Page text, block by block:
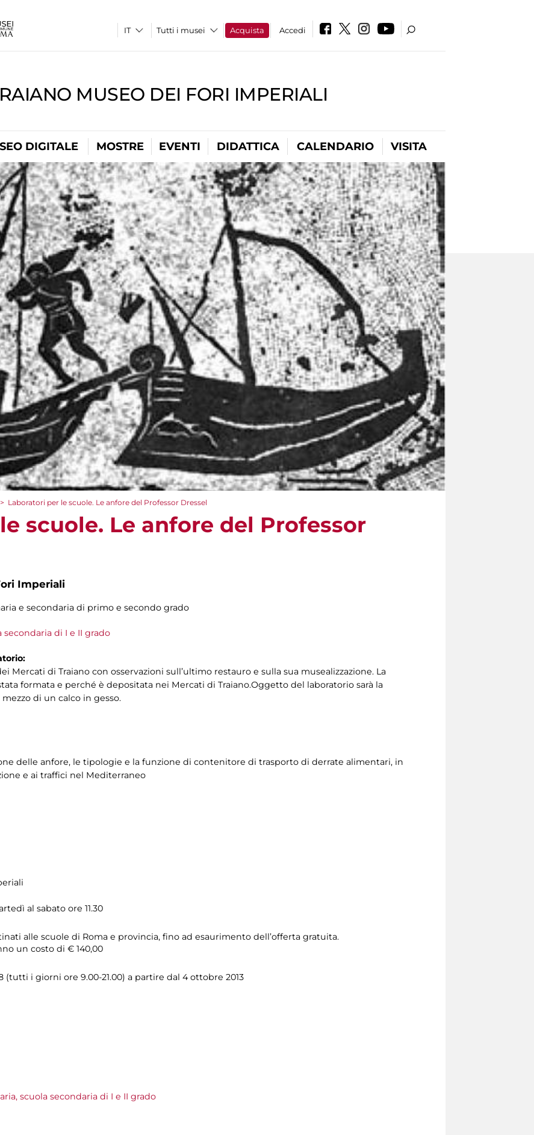
Tutti i musei Acquista Accedi
MUSEO DEI FORI IMPERIALI
DIGITALE MOSTRE EVENTI DIDATTICA CALENDARIO VISITA
> Laboratori per le scuole. Le anfore del Professor Dressel
scuole. Le anfore del Professor
Imperiali
e secondaria di primo e secondo grado
secondaria di I e II grado
Mercati di Traiano con osservazioni sull’ultimo restauro e sulla sua musealizzazione. La
formata e perché è depositata nei Mercati di Traiano.Oggetto del laboratorio sarà la
di un calco in gesso.
delle anfore, le tipologie e la funzione di contenitore di trasporto di derrate alimentari, in
e ai traffici nel Mediterraneo
al sabato ore 11.30
alle scuole di Roma e provincia, fino ad esaurimento dell’offerta gratuita.
un costo di € 140,00
i giorni ore 9.00-21.00) a partire dal 4 ottobre 2013
scuola secondaria di I e II grado